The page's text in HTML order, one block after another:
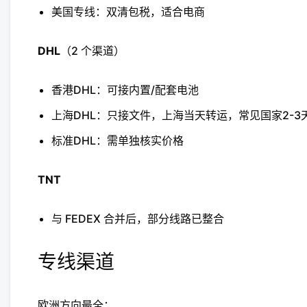
美国专线：双清包税，适合电商
DHL （2 个渠道）
香港DHL：可接内置/配套电池
上海DHL：只接文件，上海当天转运，常见国家2-3
标准DHL：需单独核实价格
TNT
与 FEDEX 合并后，部分线路已整合
专线渠道